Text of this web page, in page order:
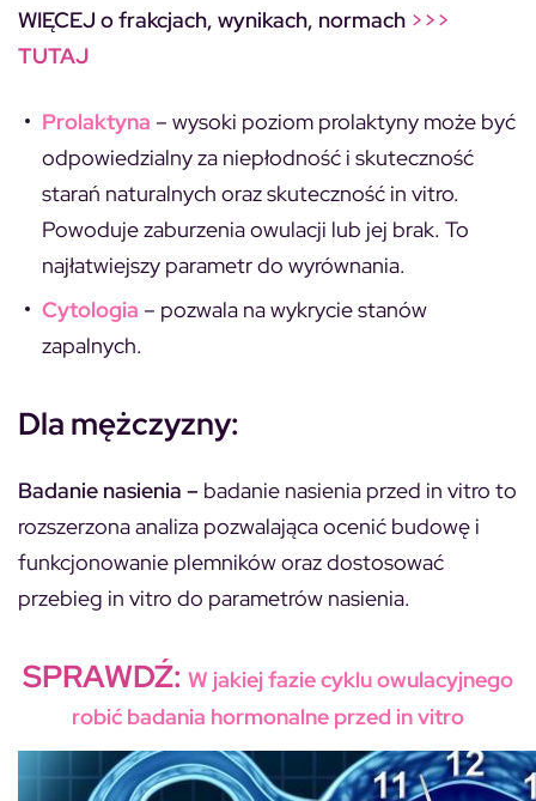
WIĘCEJ o frakcjach, wynikach, normach >>>
TUTAJ
Prolaktyna – wysoki poziom prolaktyny może być
odpowiedzialny za niepłodność i skuteczność
starań naturalnych oraz skuteczność in vitro.
Powoduje zaburzenia owulacji lub jej brak. To
najłatwiejszy parametr do wyrównania.
Cytologia – pozwala na wykrycie stanów
zapalnych.
Dla mężczyzny:
Badanie nasienia – badanie nasienia przed in vitro to
rozszerzona analiza pozwalająca ocenić budowę i
funkcjonowanie plemników oraz dostosować
przebieg in vitro do parametrów nasienia.
SPRAWDŹ: W jakiej fazie cyklu owulacyjnego
robić badania hormonalne przed in vitro